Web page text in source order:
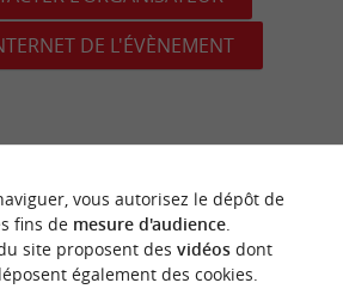
DE L'ÉVÈNEMENT
Crédit photo :Kevin Biette -
NC-ND 4.0
vous autorisez le dépôt de
fins de mesure d'audience.
site proposent des vidéosdont
également des cookies.